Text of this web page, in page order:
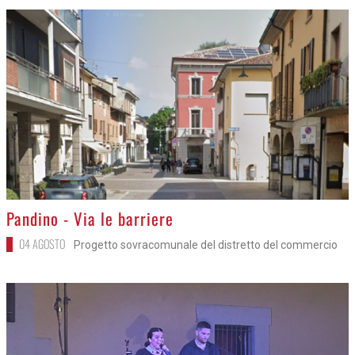
>
Pandino - Via le barriere
04 AGOSTO Progetto sovracomunale del distretto del commercio